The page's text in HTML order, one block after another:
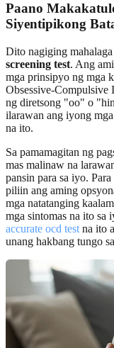
Paano
Siyentipikong
Dito nagiging
screening test. Ang
mga prinsipyo ng mga
Obsessive-
ng diretsong "oo" o
ilarawan ang iyong
na ito.
Sa pamamagitan ng
mas malinaw na
pansin para sa iyo.
piliin ang aming
mga natatanging
mga sintomas na ito sa
accurate ocd test na ito
unang hakbang tungo